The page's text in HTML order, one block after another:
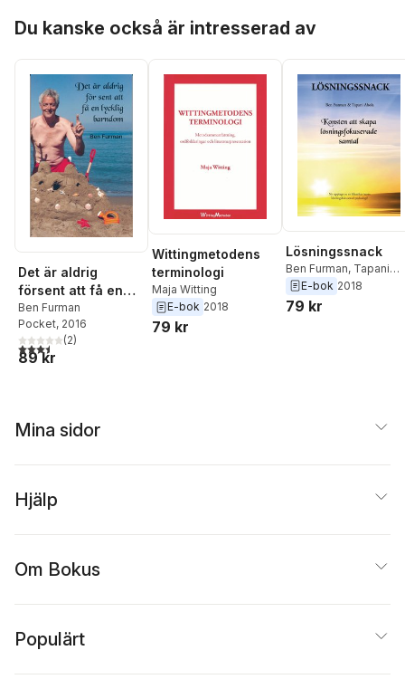
Du kanske också är intresserad av
Det är aldrig
försent att få en
lycklig barndom
Ben Furman
Pocket, 2016
3,5utav 5 stjärnor. Totalt antal röster:
(2)
89 kr
Wittingmetodens
terminologi
Maja Witting
E-bok 2018
79 kr
Lösningssnack
Ben Furman, Tapani
AholaE-bok 2018
79 kr
Mina sidor
Hjälp
Om Bokus
Populärt